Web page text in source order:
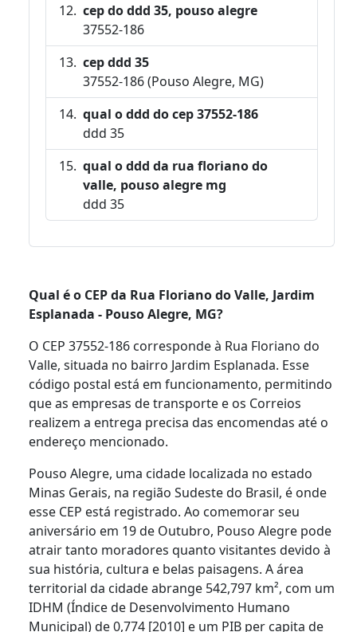
cep do ddd 35, pouso alegre
37552-186
cep ddd 35
37552-186 (Pouso Alegre, MG)
qual o ddd do cep 37552-186
ddd 35
qual o ddd da rua floriano do
valle, pouso alegre mg
ddd 35
Qual é o CEP da Rua Floriano do Valle, Jardim
Esplanada - Pouso Alegre, MG?
O CEP 37552-186 corresponde à Rua Floriano do
Valle, situada no bairro Jardim Esplanada. Esse
código postal está em funcionamento, permitindo
que as empresas de transporte e os Correios
realizem a entrega precisa das encomendas até o
endereço mencionado.
Pouso Alegre, uma cidade localizada no estado
Minas Gerais, na região Sudeste do Brasil, é onde
esse CEP está registrado. Ao comemorar seu
aniversário em 19 de Outubro, Pouso Alegre pode
atrair tanto moradores quanto visitantes devido à
sua história, cultura e belas paisagens. A área
territorial da cidade abrange 542,797 km², com um
IDHM (Índice de Desenvolvimento Humano
Municipal) de 0,774 [2010] e um PIB per capita de